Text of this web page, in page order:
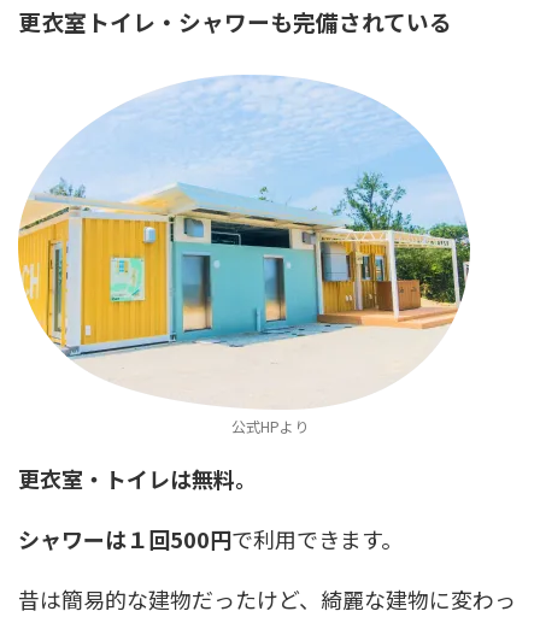
更衣室トイレ・シャワーも完備されている
公式HPより
更衣室・トイレは無料。
シャワーは１回500円で利用できます。
昔は簡易的な建物だったけど、綺麗な建物に変わっ